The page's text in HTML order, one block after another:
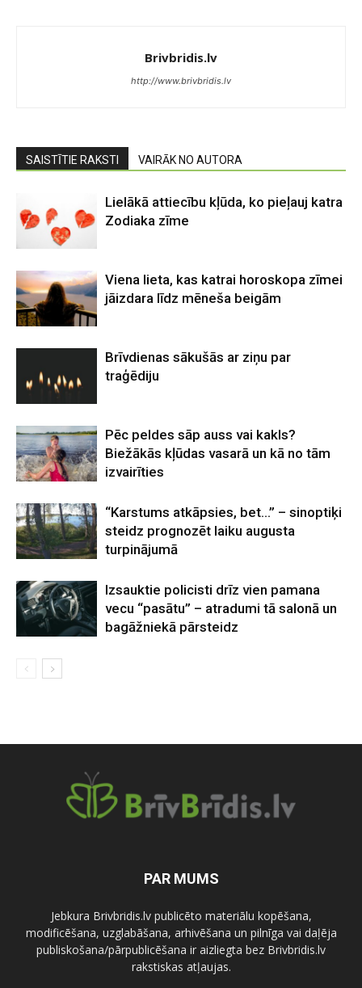
Brivbridis.lv
http://www.brivbridis.lv
SAISTĪTIE RAKSTI VAIRĀK NO AUTORA
Lielākā attiecību kļūda, ko pieļauj katra
Zodiaka zīme
Viena lieta, kas katrai horoskopa zīmei
jāizdara līdz mēneša beigām
Brīvdienas sākušās ar ziņu par
traģēdiju
Pēc peldes sāp auss vai kakls?
Biežākās kļūdas vasarā un kā no tām
izvairīties
“Karstums atkāpsies, bet…” – sinoptiķi
steidz prognozēt laiku augusta
turpinājumā
Izsauktie policisti drīz vien pamana
vecu “pasātu” – atradumi tā salonā un
bagāžniekā pārsteidz
PAR MUMS
Jebkura Brivbridis.lv publicēto materiālu kopēšana,
modificēšana, uzglabāšana, arhivēšana un pilnīga vai daļēja
publiskošana/pārpublicēšana ir aizliegta bez Brivbridis.lv
rakstiskas atļaujas.